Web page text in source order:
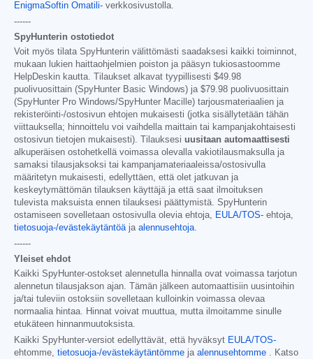
EnigmaSoftin Omatili- verkkosivustolla.
------
SpyHunterin ostotiedot
Voit myös tilata SpyHunterin välittömästi saadaksesi kaikki toiminnot,
mukaan lukien haittaohjelmien poiston ja pääsyn tukiosastoomme
HelpDeskin kautta. Tilaukset alkavat tyypillisesti $49.98
puolivuosittain (SpyHunter Basic Windows) ja $79.98 puolivuosittain
(SpyHunter Pro Windows/SpyHunter Macille) tarjousmateriaalien ja
rekisteröinti-/ostosivun ehtojen mukaisesti (jotka sisällytetään tähän
viittauksella; hinnoittelu voi vaihdella maittain tai kampanjakohtaisesti
ostosivun tietojen mukaisesti). Tilauksesi uusitaan automaattisesti
alkuperäisen ostohetkellä voimassa olevalla vakiotilausmaksulla ja
samaksi tilausjaksoksi tai kampanjamateriaaleissa/ostosivulla
määritetyn mukaisesti, edellyttäen, että olet jatkuvan ja
keskeytymättömän tilauksen käyttäjä ja että saat ilmoituksen
tulevista maksuista ennen tilauksesi päättymistä. SpyHunterin
ostamiseen sovelletaan ostosivulla olevia ehtoja, EULA/TOS- ehtoja,
tietosuoja-/evästekäytäntöäja alennusehtoja.
------
Yleiset ehdot
Kaikki SpyHunter-ostokset alennetulla hinnalla ovat voimassa tarjotun
alennetun tilausjakson ajan. Tämän jälkeen automaattisiin uusintoihin
ja/tai tuleviin ostoksiin sovelletaan kulloinkin voimassa olevaa
normaalia hintaa. Hinnat voivat muuttua, mutta ilmoitamme sinulle
etukäteen hinnanmuutoksista.
Kaikki SpyHunter-versiot edellyttävät, että hyväksyt EULA/TOS-
ehtomme, tietosuoja-/evästekäytäntömme ja alennusehtomme . Katso